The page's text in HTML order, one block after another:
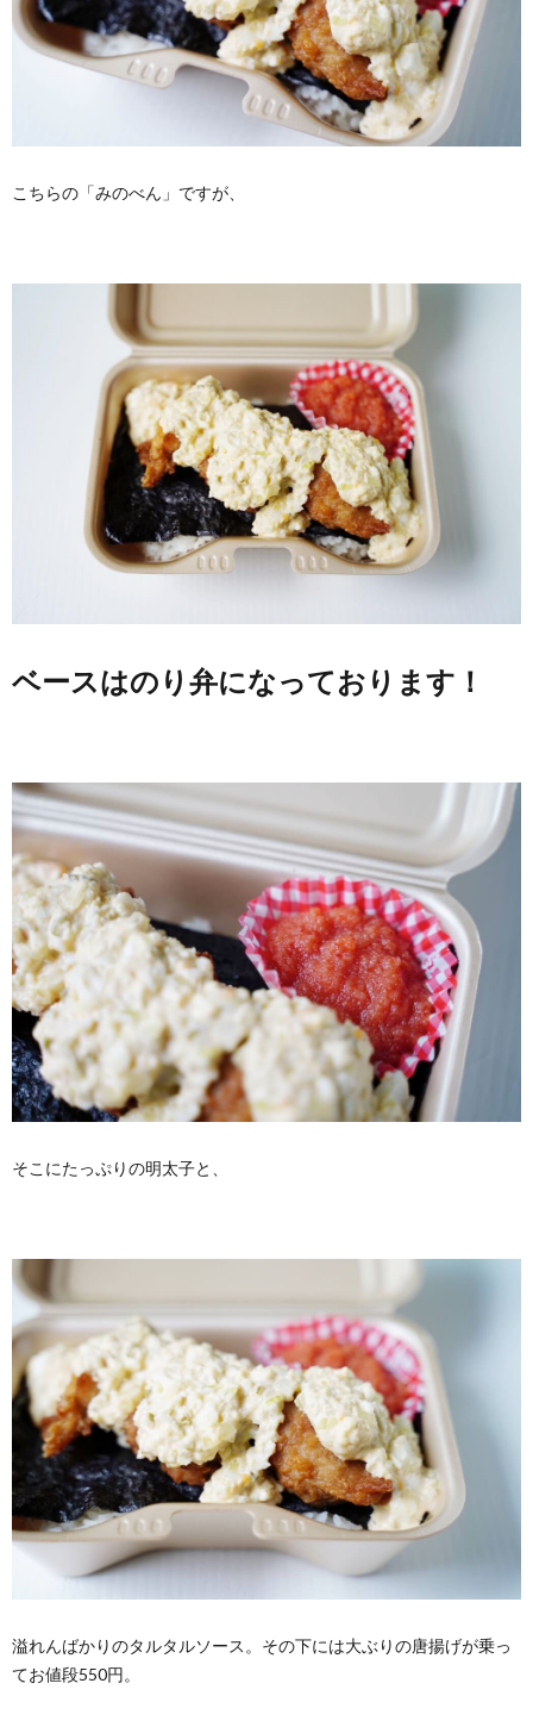
こちらの「みのべん」ですが、
ベースはのり弁になっております！
そこにたっぷりの明太子と、
溢れんばかりのタルタルソース。その下には大ぶりの唐揚げが乗っ
てお値段550円。